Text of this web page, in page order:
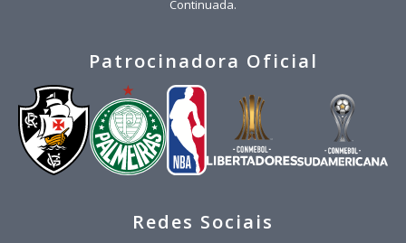
Continuada.
Patrocinadora Oficial
Redes Sociais